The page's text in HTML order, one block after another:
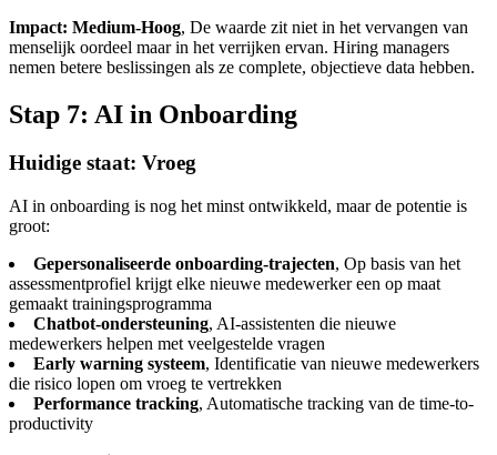
Impact: Medium-Hoog, De waarde zit niet in het vervangen van
menselijk oordeel maar in het verrijken ervan. Hiring managers
nemen betere beslissingen als ze complete, objectieve data hebben.
Stap 7: AI in Onboarding
Huidige staat: Vroeg
AI in onboarding is nog het minst ontwikkeld, maar de potentie is
groot:
Gepersonaliseerde onboarding-trajecten, Op basis van het
assessmentprofiel krijgt elke nieuwe medewerker een op maat
gemaakt trainingsprogramma
Chatbot-ondersteuning, AI-assistenten die nieuwe
medewerkers helpen met veelgestelde vragen
Early warning systeem, Identificatie van nieuwe medewerkers
die risico lopen om vroeg te vertrekken
Performance tracking, Automatische tracking van de time-to-
productivity